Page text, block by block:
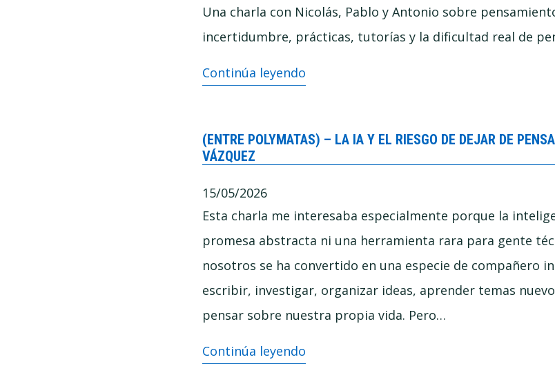
enseñar
a
mejor
Una charla con Nicolás, Pablo y Antonio sobre
incertidumbre, prácticas, tutorías y la dificultad real de
Continúa leyendo
(Entre
Por
cuesta
tanto
pensar
bien
(ENTRE POLYMATAS) – LA IA Y EL RIESGO DE DEJAR DE
VÁZQUEZ
15/05/2026
Esta charla me interesaba especialmente porque la
promesa abstracta ni una herramienta rara para gente
nosotros se ha convertido en una especie de compañero
escribir, investigar, organizar ideas, aprender temas
pensar sobre nuestra propia vida. Pero…
Continúa leyendo
(Entre